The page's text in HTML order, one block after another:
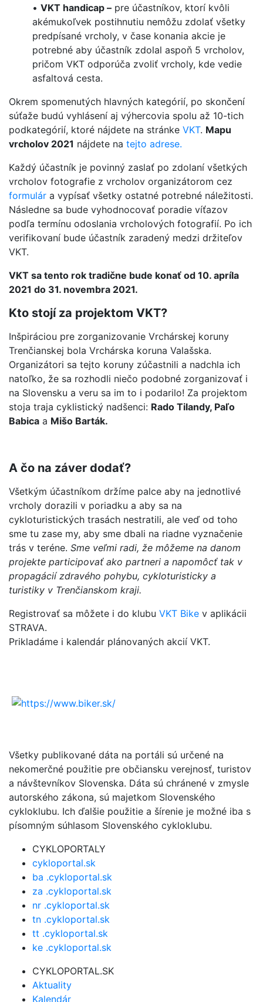
• VKT handicap – pre účastníkov, ktorí kvôli
akémukoľvek postihnutiu nemôžu zdolať všetky
predpísané vrcholy, v čase konania akcie je
potrebné aby účastník zdolal aspoň 5 vrcholov,
pričom VKT odporúča zvoliť vrcholy, kde vedie
asfaltová cesta.
Okrem spomenutých hlavných kategórií, po skončení
súťaže budú vyhlásení aj výhercovia spolu až 10-tich
podkategórií, ktoré nájdete na stránke VKT. Mapu
vrcholov 2021 nájdete na tejto adrese.
Každý účastník je povinný zaslať po zdolaní všetkých
vrcholov fotografie z vrcholov organizátorom cez
formulár a vypísať všetky ostatné potrebné náležitosti.
Následne sa bude vyhodnocovať poradie víťazov
podľa termínu odoslania vrcholových fotografií. Po ich
verifikovaní bude účastník zaradený medzi držiteľov
VKT.
VKT sa tento rok tradične bude konať od 10. apríla
2021 do 31. novembra 2021.
Kto stojí za projektom VKT?
Inšpiráciou pre zorganizovanie Vrchárskej koruny
Trenčianskej bola Vrchárska koruna Valašska.
Organizátori sa tejto koruny zúčastnili a nadchla ich
natoľko, že sa rozhodli niečo podobné zorganizovať i
na Slovensku a veru sa im to i podarilo! Za projektom
stoja traja cyklistický nadšenci: Rado Tilandy, Paľo
Babica a Mišo Barták.
A čo na záver dodať?
Všetkým účastníkom držíme palce aby na jednotlivé
vrcholy dorazili v poriadku a aby sa na
cykloturistických trasách nestratili, ale veď od toho
sme tu zase my, aby sme dbali na riadne vyznačenie
trás v teréne. Sme veľmi radi, že môžeme na danom
projekte participovať ako partneri a napomôcť tak v
propagácií zdravého pohybu, cykloturisticky a
turistiky v Trenčianskom kraji.
Registrovať sa môžete i do klubu VKT Bike v aplikácii
STRAVA.
Prikladáme i kalendár plánovaných akcií VKT.
Všetky publikované dáta na portáli sú určené na
nekomerčné použitie pre občiansku verejnosť, turistov
a návštevníkov Slovenska. Dáta sú chránené v zmysle
autorského zákona, sú majetkom Slovenského
cykloklubu. Ich ďalšie použitie a šírenie je možné iba s
písomným súhlasom Slovenského cykloklubu.
CYKLOPORTALY
cykloportal.sk
ba .cykloportal.sk
za .cykloportal.sk
nr .cykloportal.sk
tn .cykloportal.sk
tt .cykloportal.sk
ke .cykloportal.sk
CYKLOPORTAL.SK
Aktuality
Kalendár